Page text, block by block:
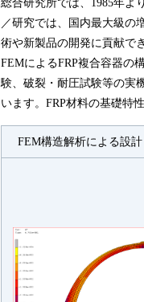
総合研究所では、1985年よ
／研究では、国内最大級の
術や新製品の開発に貢献で
FEMによるFRP複合容器の
験、破裂・耐圧試験等の実
います。FRP材料の基礎特
FEM構造解析による設